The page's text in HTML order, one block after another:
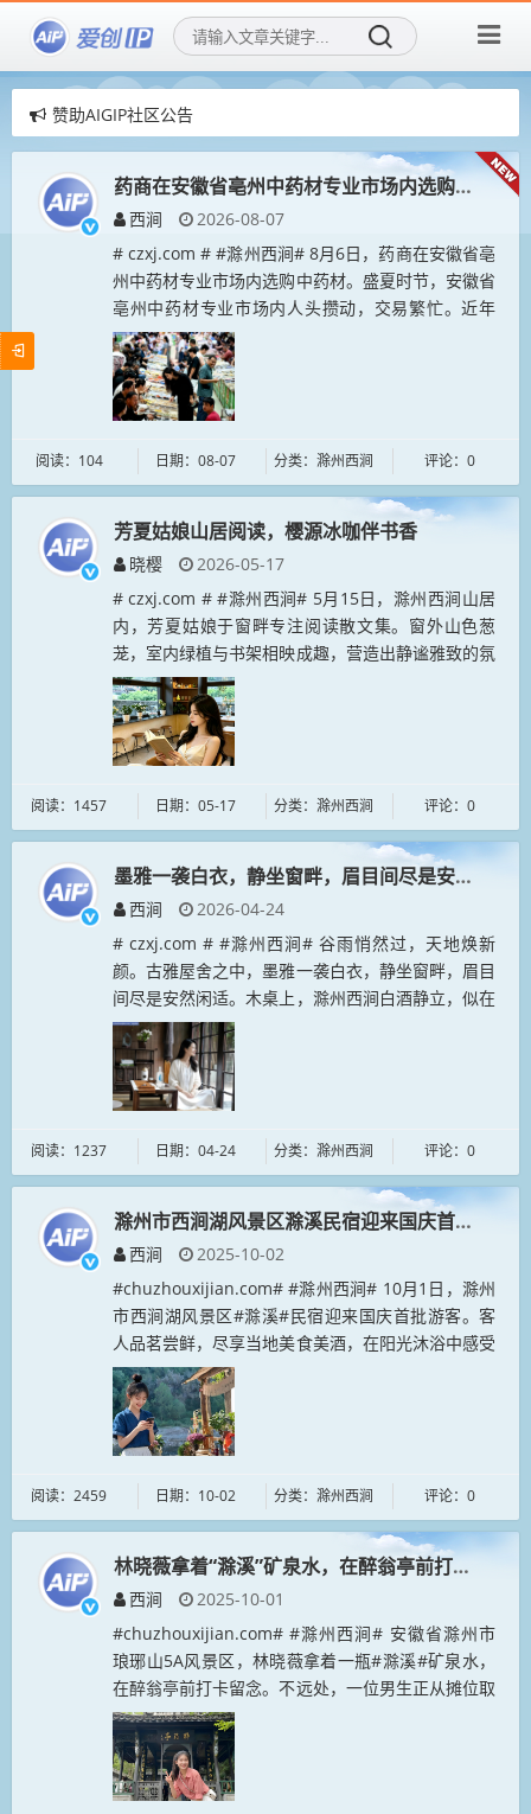
赞助AIGIP社区公告
爱创IP社区，用AI再创造传统IP！
爱创IP社区，招募社区新成员！
药商在安徽省亳州中药材专业市场内选购中药材
西涧
2026-08-07
# czxj.com # #滁州西涧# 8月6日，药商在安徽省亳
州中药材专业市场内选购中药材。盛夏时节，安徽省
亳州中药材专业市场内人头攒动，交易繁忙。近年
来，亳州市持续推进中医药现代化、产业化、标准
化、品牌化、国际化...
阅读：104 日期：08-07 分类：滁州西涧 评论：0
芳夏姑娘山居阅读，樱源冰咖伴书香
晓樱
2026-05-17
# czxj.com # #滁州西涧# 5月15日，滁州西涧山居
内，芳夏姑娘于窗畔专注阅读散文集。窗外山色葱
茏，室内绿植与书架相映成趣，营造出静谧雅致的氛
围。桌畔一杯樱源冰咖，抹茶与咖啡交融，清爽解
腻，为阅读时光增添...
阅读：1457 日期：05-17 分类：滁州西涧 评论：0
墨雅一袭白衣，静坐窗畔，眉目间尽是安然闲适。
西涧
2026-04-24
# czxj.com # #滁州西涧# 谷雨悄然过，天地焕新
颜。古雅屋舍之中，墨雅一袭白衣，静坐窗畔，眉目
间尽是安然闲适。木桌上，滁州西涧白酒静立，似在
诉说着岁月的故事。微风轻拂，室外泥土与花草的芬
芳悠悠飘进，与室内...
阅读：1237 日期：04-24 分类：滁州西涧 评论：0
滁州市西涧湖风景区滁溪民宿迎来国庆首批游客
西涧
2025-10-02
#chuzhouxijian.com# #滁州西涧# 10月1日，滁州
市西涧湖风景区#滁溪#民宿迎来国庆首批游客。客
人品茗尝鲜，尽享当地美食美酒，在阳光沐浴中感受
慢生活韵味；更有#数字游民# #nomad.cn#在此...
阅读：2459 日期：10-02 分类：滁州西涧 评论：0
林晓薇拿着“滁溪”矿泉水，在醉翁亭前打卡留念
西涧
2025-10-01
#chuzhouxijian.com# #滁州西涧# 安徽省滁州市
琅琊山5A风景区，林晓薇拿着一瓶#滁溪#矿泉水，
在醉翁亭前打卡留念。不远处，一位男生正从摊位取
下两瓶#滁州西涧#高端白酒，对同伴笑道：“这酒名
取自韦应...